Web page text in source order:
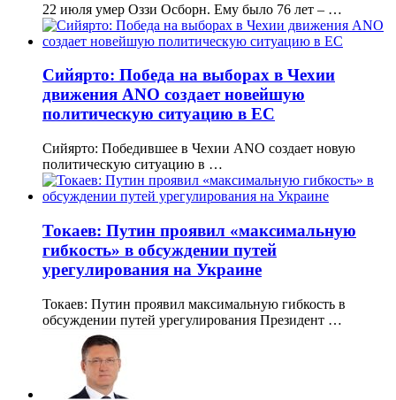
22 июля умер Оззи Осборн. Ему было 76 лет – …
Сийярто: Победа на выборах в Чехии
движения ANO создает новейшую
политическую ситуацию в ЕС
Сийярто: Победившее в Чехии ANO создает новую
политическую ситуацию в …
Токаев: Путин проявил «максимальную
гибкость» в обсуждении путей
урегулирования на Украине
Токаев: Путин проявил максимальную гибкость в
обсуждении путей урегулирования Президент …